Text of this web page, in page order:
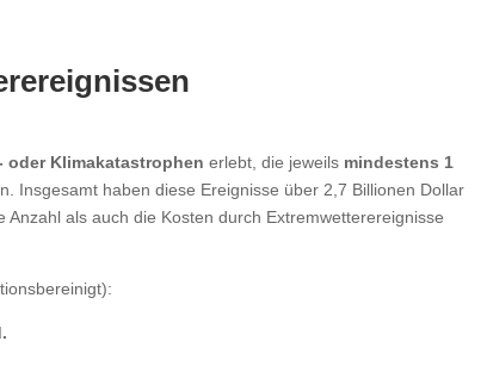
oder Klimakatastrophen erlebt, die jeweils mindestens 1
Insgesamt haben diese Ereignisse über 2,7 Billionen Dollar
als auch die Kosten durch Extremwetterereignisse